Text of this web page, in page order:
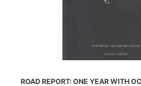
ROAD REPORT: ONE YEAR WITH